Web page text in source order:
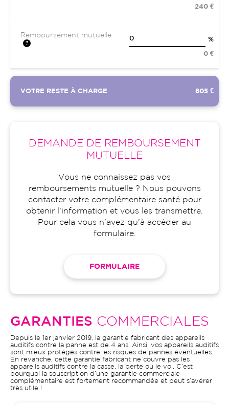
240 €
Remboursement mutuelle
%
0 €
VOTRE RESTE À CHARGE 805 €
DEMANDE DE REMBOURSEMENT
MUTUELLE
Vous ne connaissez pas vos
remboursements mutuelle ? Nous pouvons
contacter votre complémentaire santé pour
obtenir l'information et vous les transmettre.
Pour cela vous n'avez qu'à accéder au
formulaire.
FORMULAIRE
GARANTIES COMMERCIALES
Depuis le 1er janvier 2019, la garantie fabricant des appareils
auditifs contre la panne est de 4 ans. Ainsi, vos appareils auditifs
sont mieux protégés contre les risques de pannes éventuelles.
En revanche, cette garantie fabricant ne couvre pas les
appareils auditifs contre la casse, la perte ou le vol. C’est
pourquoi la souscription d’une garantie commerciale
complémentaire est fortement recommandée et peut s’avérer
très utile !